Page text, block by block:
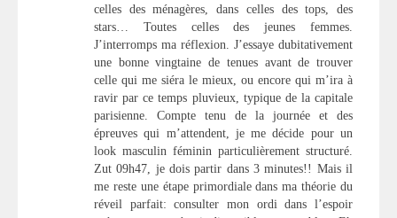
celles des ménagères, dans celles des tops, des
stars… Toutes celles des jeunes femmes.
J’interromps ma réflexion. J’essaye dubitativement
une bonne vingtaine de tenues avant de trouver
celle qui me siéra le mieux, ou encore qui m’ira à
ravir par ce temps pluvieux, typique de la capitale
parisienne. Compte tenu de la journée et des
épreuves qui m’attendent, je me décide pour un
look masculin féminin particulièrement structuré.
Zut 09h47, je dois partir dans 3 minutes!! Mais il
me reste une étape primordiale dans ma théorie du
réveil parfait: consulter mon ordi dans l’espoir